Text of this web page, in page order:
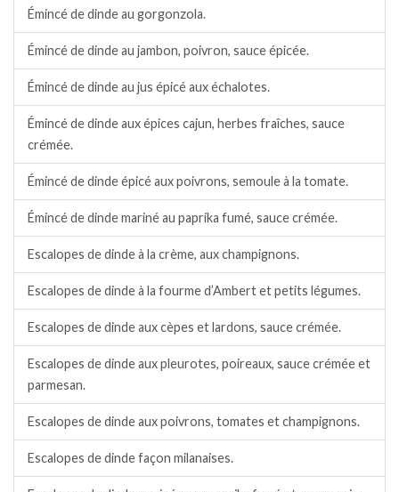
Émincé de dinde au gorgonzola.
Émincé de dinde au jambon, poivron, sauce épicée.
Émincé de dinde au jus épicé aux échalotes.
Émincé de dinde aux épices cajun, herbes fraîches, sauce
crémée.
Émincé de dinde épicé aux poivrons, semoule à la tomate.
Émincé de dinde mariné au paprika fumé, sauce crémée.
Escalopes de dinde à la crème, aux champignons.
Escalopes de dinde à la fourme d’Ambert et petits légumes.
Escalopes de dinde aux cèpes et lardons, sauce crémée.
Escalopes de dinde aux pleurotes, poireaux, sauce crémée et
parmesan.
Escalopes de dinde aux poivrons, tomates et champignons.
Escalopes de dinde façon milanaises.